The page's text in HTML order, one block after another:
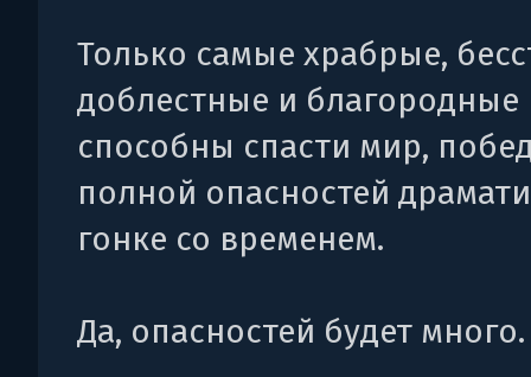
Только самые храбрые,
доблестные и благородные
способны спасти мир,
полной опасностей
гонке со временем.
Да, опасностей будет много.